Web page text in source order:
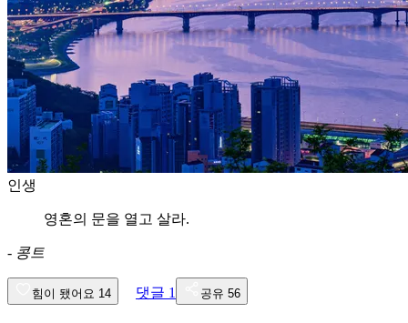
인생
영혼의 문을 열고 살라.
- 콩트
힘이 됐어요 14 댓글 1 공유 56